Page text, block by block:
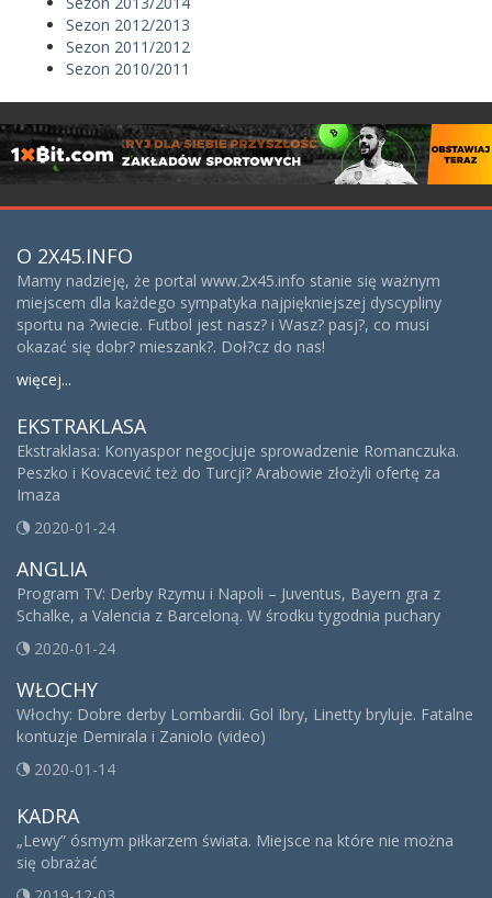
Sezon 2012/2013
Sezon 2011/2012
Sezon 2010/2011
O 2X45.INFO
Mamy nadzieję, że portal www.2x45.info stanie się ważnym
miejscem dla każdego sympatyka najpiękniejszej dyscypliny
sportu na ?wiecie. Futbol jest nasz? i Wasz? pasj?, co musi
okazać się dobr? mieszank?. Doł?cz do nas!
więcej...
EKSTRAKLASA
Ekstraklasa: Konyaspor negocjuje sprowadzenie Romanczuka.
Peszko i Kovacević też do Turcji? Arabowie złożyli ofertę za
Imaza
2020-01-24
ANGLIA
Program TV: Derby Rzymu i Napoli – Juventus, Bayern gra z
Schalke, a Valencia z Barceloną. W środku tygodnia puchary
2020-01-24
WŁOCHY
Włochy: Dobre derby Lombardii. Gol Ibry, Linetty bryluje. Fatalne
kontuzje Demirala i Zaniolo (video)
2020-01-14
KADRA
„Lewy” ósmym piłkarzem świata. Miejsce na które nie można
się obrażać